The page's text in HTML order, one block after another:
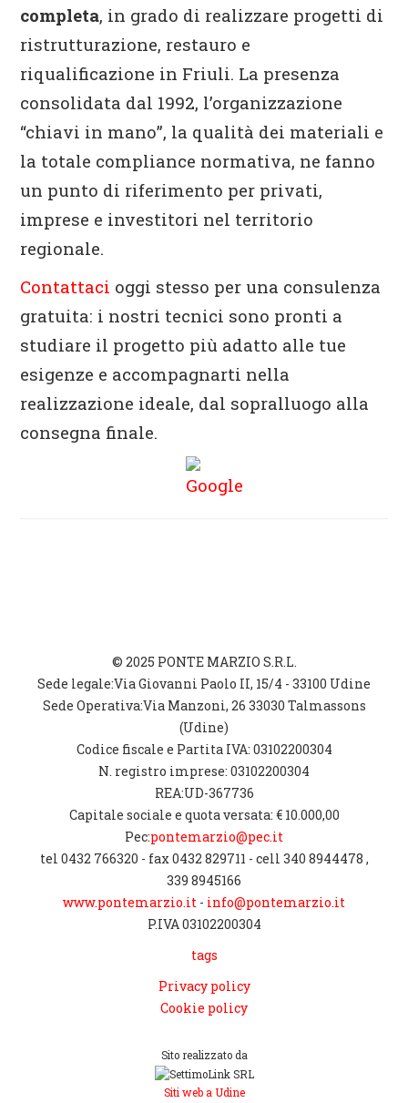
completa, in grado di realizzare progetti di
ristrutturazione, restauro e
riqualificazione in Friuli. La presenza
consolidata dal 1992, l’organizzazione
“chiavi in mano”, la qualità dei materiali e
la totale compliance normativa, ne fanno
un punto di riferimento per privati,
imprese e investitori nel territorio
regionale.
Contattaci oggi stesso per una consulenza
gratuita: i nostri tecnici sono pronti a
studiare il progetto più adatto alle tue
esigenze e accompagnarti nella
realizzazione ideale, dal sopralluogo alla
consegna finale.
© 2025 PONTE MARZIO S.R.L.
Sede legale:Via Giovanni Paolo II, 15/4 - 33100 Udine
Sede Operativa:Via Manzoni, 26 33030 Talmassons
(Udine)
Codice fiscale e Partita IVA: 03102200304
N. registro imprese: 03102200304
REA:UD-367736
Capitale sociale e quota versata: € 10.000,00
Pec:pontemarzio@pec.it
tel 0432 766320 - fax 0432 829711 - cell 340 8944478 ,
339 8945166
www.pontemarzio.it - info@pontemarzio.it
P.IVA 03102200304
tags
Privacy policy
Cookie policy
Sito realizzato da
Siti web a Udine